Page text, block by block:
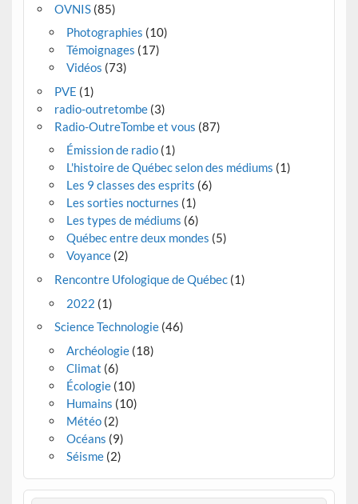
OVNIS(85)
Photographies (10)
Témoignages (17)
Vidéos (73)
PVE (1)
radio-outretombe(3)
Radio-OutreTombe et vous (87)
Émission de radio(1)
L'histoire de Québec selon des médiums (1)
Les 9 classes des esprits (6)
Les sorties nocturnes (1)
Les types de médiums (6)
Québec entre deux mondes (5)
Voyance(2)
Rencontre Ufologique de Québec(1)
2022 (1)
Science Technologie(46)
Archéologie(18)
Climat (6)
Écologie(10)
Humains (10)
Météo(2)
Océans (9)
Séisme(2)